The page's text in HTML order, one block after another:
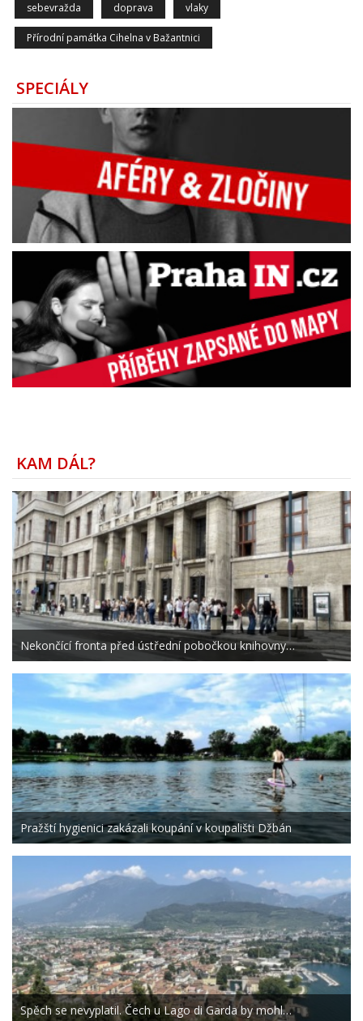
sebevražda doprava vlaky
Přírodní památka Cihelna v Bažantnici
SPECIÁLY
KAM DÁL?
Nekončící fronta před ústřední pobočkou knihovny…
Pražští hygienici zakázali koupání v koupališti Džbán
Spěch se nevyplatil. Čech u Lago di Garda by mohl…